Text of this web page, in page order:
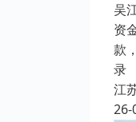
吴
资
款
录
江
26-